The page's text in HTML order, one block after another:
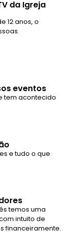
da Igreja
12 anos, o
eventos
tem acontecido
e tudo o que
temos uma
intuito de
financeiramente.